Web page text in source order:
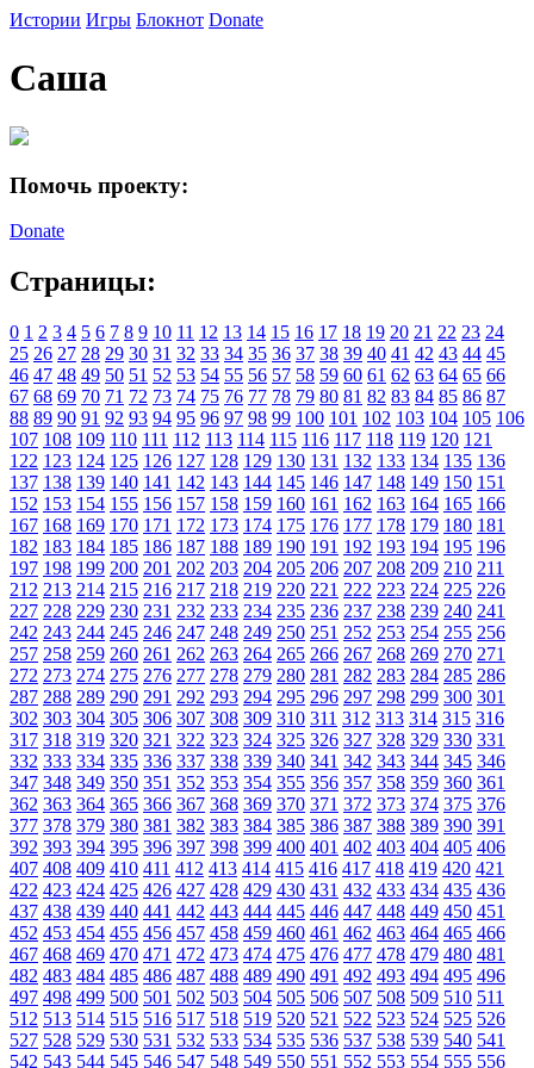
Истории Игры Блокнот Donate
Саша
Помочь проекту:
Donate
Страницы:
0 1 2 3 4 5 6 7 8 9 10 11 12 13 14 15 16 17 18 19 20 21 22 23 24
25 26 27 28 29 30 31 32 33 34 35 36 37 38 39 40 41 42 43 44 45
46 47 48 49 50 51 52 53 54 55 56 57 58 59 60 61 62 63 64 65 66
67 68 69 70 71 72 73 74 75 76 77 78 79 80 81 82 83 84 85 86 87
88 89 90 91 92 93 94 95 96 97 98 99 100 101 102 103 104 105 106
107 108 109 110 111 112 113 114 115 116 117 118 119 120 121
122 123 124 125 126 127 128 129 130 131 132 133 134 135 136
137 138 139 140 141 142 143 144 145 146 147 148 149 150 151
152 153 154 155 156 157 158 159 160 161 162 163 164 165 166
167 168 169 170 171 172 173 174 175 176 177 178 179 180 181
182 183 184 185 186 187 188 189 190 191 192 193 194 195 196
197 198 199 200 201 202 203 204 205 206 207 208 209 210 211
212 213 214 215 216 217 218 219 220 221 222 223 224 225 226
227 228 229 230 231 232 233 234 235 236 237 238 239 240 241
242 243 244 245 246 247 248 249 250 251 252 253 254 255 256
257 258 259 260 261 262 263 264 265 266 267 268 269 270 271
272 273 274 275 276 277 278 279 280 281 282 283 284 285 286
287 288 289 290 291 292 293 294 295 296 297 298 299 300 301
302 303 304 305 306 307 308 309 310 311 312 313 314 315 316
317 318 319 320 321 322 323 324 325 326 327 328 329 330 331
332 333 334 335 336 337 338 339 340 341 342 343 344 345 346
347 348 349 350 351 352 353 354 355 356 357 358 359 360 361
362 363 364 365 366 367 368 369 370 371 372 373 374 375 376
377 378 379 380 381 382 383 384 385 386 387 388 389 390 391
392 393 394 395 396 397 398 399 400 401 402 403 404 405 406
407 408 409 410 411 412 413 414 415 416 417 418 419 420 421
422 423 424 425 426 427 428 429 430 431 432 433 434 435 436
437 438 439 440 441 442 443 444 445 446 447 448 449 450 451
452 453 454 455 456 457 458 459 460 461 462 463 464 465 466
467 468 469 470 471 472 473 474 475 476 477 478 479 480 481
482 483 484 485 486 487 488 489 490 491 492 493 494 495 496
497 498 499 500 501 502 503 504 505 506 507 508 509 510 511
512 513 514 515 516 517 518 519 520 521 522 523 524 525 526
527 528 529 530 531 532 533 534 535 536 537 538 539 540 541
542 543 544 545 546 547 548 549 550 551 552 553 554 555 556